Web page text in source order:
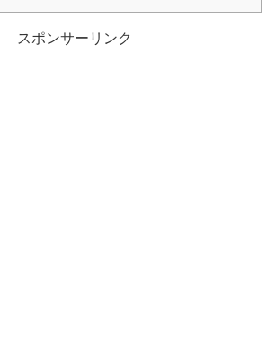
スポンサーリンク